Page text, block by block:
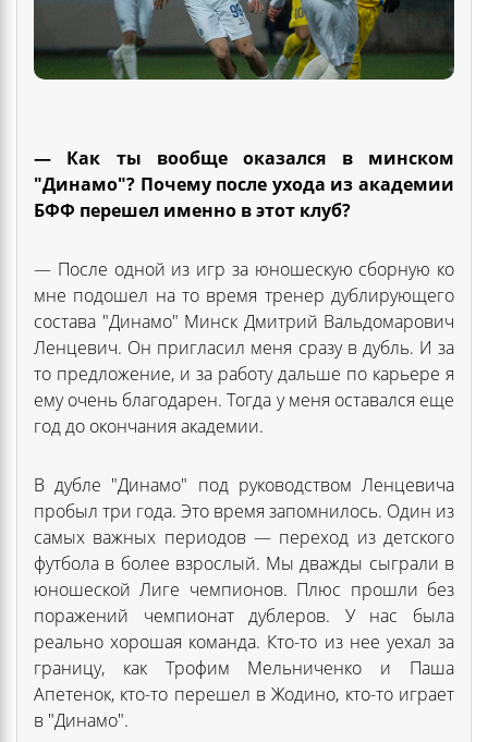
— Как ты вообще оказался в минском
"Динамо"? Почему после ухода из академии
БФФ перешел именно в этот клуб?
— После одной из игр за юношескую сборную ко
мне подошел на то время тренер дублирующего
состава "Динамо" Минск Дмитрий Вальдомарович
Ленцевич. Он пригласил меня сразу в дубль. И за
то предложение, и за работу дальше по карьере я
ему очень благодарен. Тогда у меня оставался еще
год до окончания академии.
В дубле "Динамо" под руководством Ленцевича
пробыл три года. Это время запомнилось. Один из
самых важных периодов — переход из детского
футбола в более взрослый. Мы дважды сыграли в
юношеской Лиге чемпионов. Плюс прошли без
поражений чемпионат дублеров. У нас была
реально хорошая команда. Кто-то из нее уехал за
границу, как Трофим Мельниченко и Паша
Апетенок, кто-то перешел в Жодино, кто-то играет
в "Динамо".